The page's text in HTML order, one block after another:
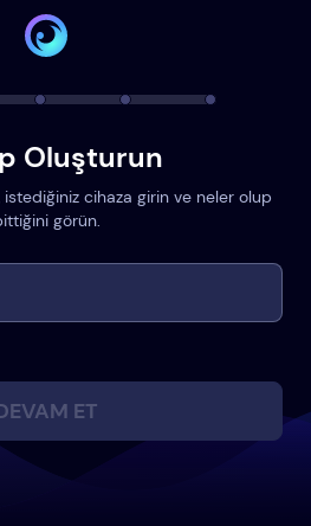
Oluşturun
cihaza girin ve neler olup
görün.
ET